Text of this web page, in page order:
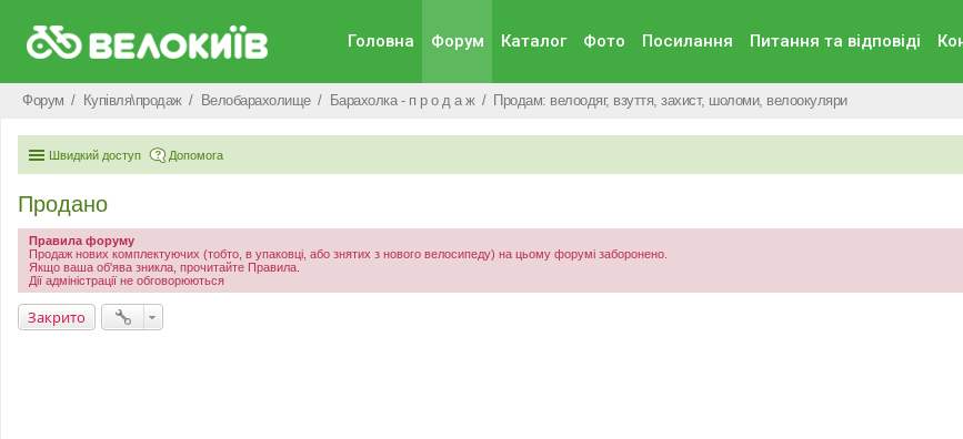
Головна Форум Каталог Фото Посилання Питання та вiдповiдi
Форум Купівля\продаж Велобарахолище Барахолка - п р о д а ж Продам: велоодяг, взуття, захист, шоломи, велоокуляри
Швидкий доступ Допомога
Продано
Правила форуму
Продаж нових комплектуючих (тобто, в упаковці, або знятих з нового велосипеду) на цьому форумі заборонено.
Якщо ваша об'ява зникла, прочитайте Правила.
Дії адміністрації не обговорюються
Закрито